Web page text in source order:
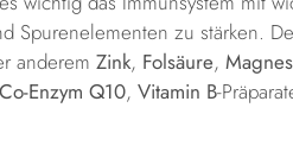
Spurenelementen zu stärken.
anderem Zink, Folsäure,
Co-Enzym Q10, Vitamin B-